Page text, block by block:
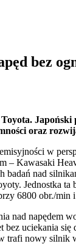
bez
oraz
w
– Kawasaki
nad
Jednostka
6800 obr./
nad
bez uciekania
trafi nowy